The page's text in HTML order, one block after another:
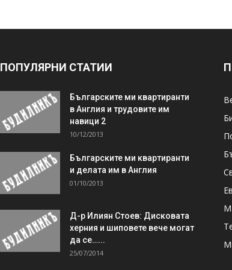
ПОПУЛЯРНИ СТАТИИ
Българските ми квартиранти
в Англия и трудовите им
навици 2
10/12/2013
Българските ми квартиранти
и делата им в Англия
01/10/2013
Д-р Илиян Стоев: Дисковата
херния и шиповете вече могат
да се…...
25/07/2014